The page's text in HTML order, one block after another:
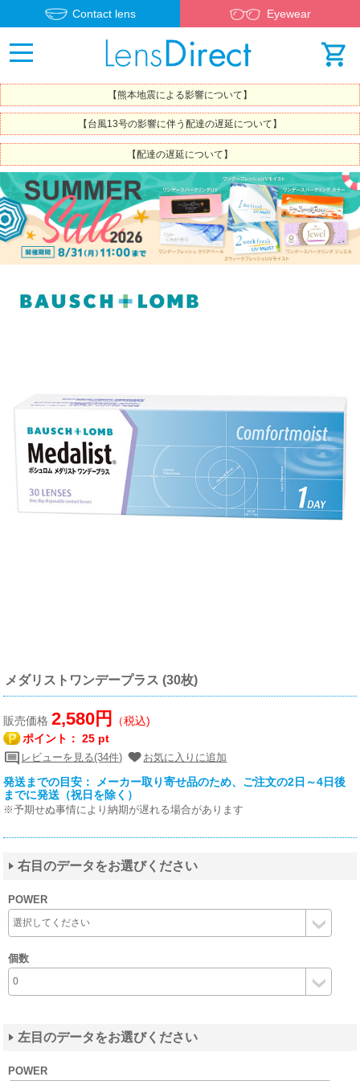
Contact lens Eyewear
【熊本地震による影響について】
【台風13号の影響に伴う配達の遅延について】
【配達の遅延について】
メダリストワンデープラス (30枚)
販売価格2,580円
（税込)
ポイント：25 pt
レビューを見る(34件) お気に入りに追加
発送までの目安： メーカー取り寄せ品のため、ご注文の2日～4日後
までに発送（祝日を除く）
※予期せぬ事情により納期が遅れる場合があります
右目のデータをお選びください
POWER
個数
左目のデータをお選びください
POWER